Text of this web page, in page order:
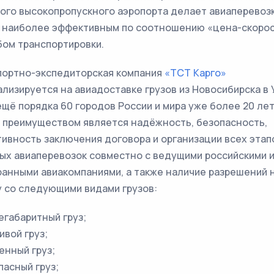
высокопропускного аэропорта делает
наиболее эффективным по соотношению «цена-
транспортировки.
экспедиторская компания «ТСТ Карго»
на авиадоставке грузов из Новосибирска в
порядка 60 городов России и мира уже более 20
является надёжность, безопасность,
заключения договора и организации всех
авиаперевозок совместно с ведущими российскими и
авиакомпаниями, а также наличие разрешений
со следующими видами грузов:
груз;
груз;
груз;
груз;